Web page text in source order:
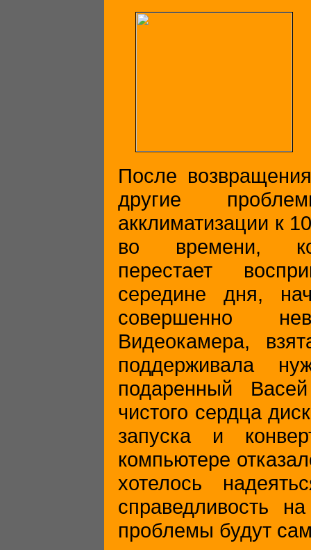
После
другие
акклиматизации к
во времени,
перестает
середине дня,
совершенно
Видеокамера,
поддерживала
подаренный
чистого сердца
запуска и
компьютере
хотелось
справедливость
проблемы будут